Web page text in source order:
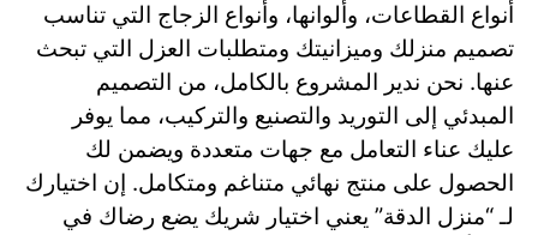
أنواع القطاعات، وألوانها، وأنواع الزجاج التي تناسب
تصميم منزلك وميزانيتك ومتطلبات العزل التي تبحث
عنها. نحن ندير المشروع بالكامل، من التصميم
المبدئي إلى التوريد والتصنيع والتركيب، مما يوفر
عليك عناء التعامل مع جهات متعددة ويضمن لك
الحصول على منتج نهائي متناغم ومتكامل. إن اختيارك
لـ “منزل الدقة” يعني اختيار شريك يضع رضاك في